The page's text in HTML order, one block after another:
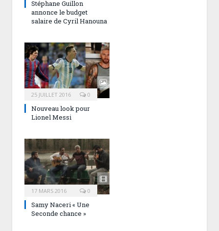
Stéphane Guillon
annonce le budget
salaire de Cyril Hanouna
25 JUILLET 2016 0
Nouveau look pour
Lionel Messi
17 MARS 2016 0
Samy Naceri « Une
Seconde chance »